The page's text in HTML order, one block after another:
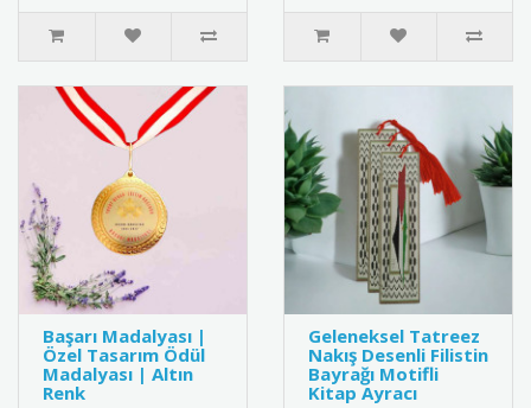
İnteraktif ..
Başarı Madalyası |
Özel Tasarım Ödül
Madalyası | Altın
Renk
Geleneksel Tatreez
Nakış Desenli Filistin
Bayrağı Motifli
Kitap Ayracı